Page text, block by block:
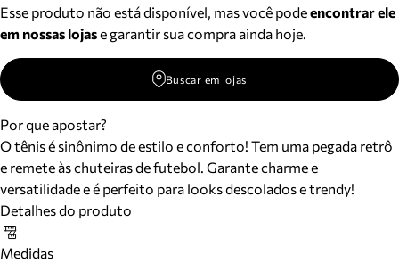
Esse produto não está disponível, mas você podeencontrar ele
em nossas lojase garantir sua compra ainda hoje.
Buscar em lojas
Por que apostar?
O tênis é sinônimo de estilo e conforto! Tem uma pegada retrô
e remete às chuteiras de futebol. Garante charme e
versatilidade e é perfeito para looks descolados e trendy!
Detalhes do produto
Medidas